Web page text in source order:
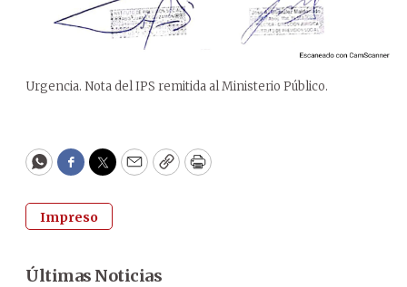
Urgencia. Nota del IPS remitida al Ministerio Público.
WhatsApp
Facebook
Twitter
EmailCopyPrint
Impreso
Últimas Noticias